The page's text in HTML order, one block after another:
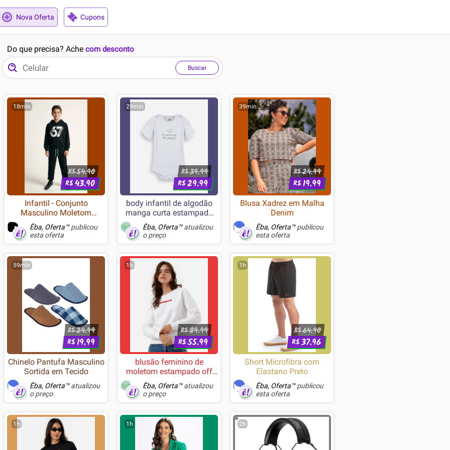
Nova Oferta Cupons
Do que precisa? Ache com desconto
Buscar
18min
R$54.90
R$43.90
Infantil - Conjunto
Masculino Moletom
Peluciado Six Seven - Preto
Êba, Oferta™publicou
esta oferta
29min
R$39.99
R$29.99
body infantil de algodão
manga curta estampado
cinza
Êba, Oferta™atualizou
o preço
39min
R$24.99
R$19.99
Blusa Xadrez em Malha
Denim
Êba, Oferta™publicou
esta oferta
59min
R$24.99
R$19.99
Chinelo Pantufa Masculino
Sortida em Tecido
Êba, Oferta™atualizou
o preço
1h
R$89.99
R$55.99
blusão feminino de
moletom estampado off
white
Êba, Oferta™atualizou
o preço
1h
R$64.90
R$37.96
Short Microfibra com
Elastano Preto
Êba, Oferta™publicou
esta oferta
1h 1h 2h